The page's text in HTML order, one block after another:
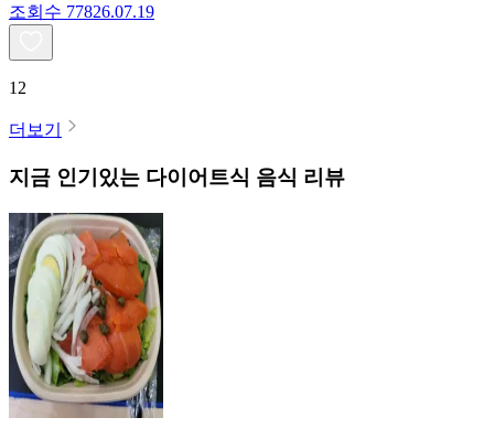
조회수 77826.07.19
12
더보기
지금 인기있는 다이어트식 음식 리뷰